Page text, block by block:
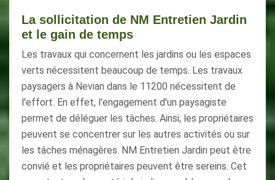
La sollicitation de NM Entretien Jardin
et le gain de temps
Les travaux qui concernent les jardins ou les espaces
verts nécessitent beaucoup de temps. Les travaux
paysagers à Nevian dans le 11200 nécessitent de
l'effort. En effet, l'engagement d'un paysagiste
permet de déléguer les tâches. Ainsi, les propriétaires
peuvent se concentrer sur les autres activités ou sur
les tâches ménagères. NM Entretien Jardin peut être
convié et les propriétaires peuvent être sereins. Cet